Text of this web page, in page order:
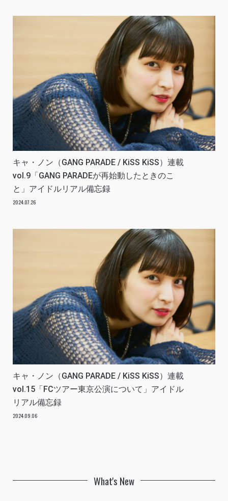
キャ・ノン（GANG PARADE / KiSS KiSS）連載
vol.9「GANG PARADEが再始動したときのこ
と」アイドルリアル備忘録
2024.07.26
キャ・ノン（GANG PARADE / KiSS KiSS）連載
vol.15「FCツアー東京公演について」アイドル
リアル備忘録
2024.09.06
What's New